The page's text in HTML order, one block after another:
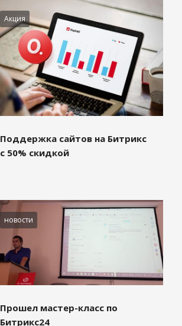
Акция
Поддержка сайтов на Битрикс
с 50% скидкой
новости
Прошел мастер-класс по
Битрикс24